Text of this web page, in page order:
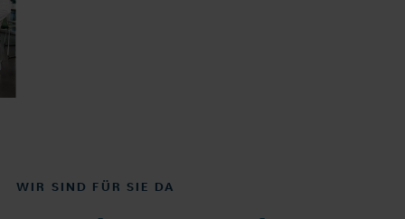
WIR SIND FÜR SIE DA